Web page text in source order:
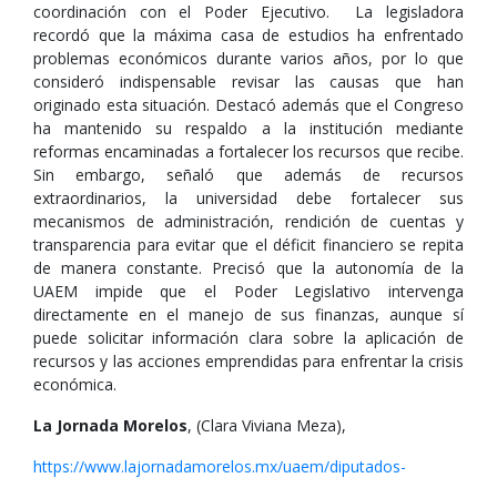
coordinación con el Poder Ejecutivo. La legisladora
recordó que la máxima casa de estudios ha enfrentado
problemas económicos durante varios años, por lo que
consideró indispensable revisar las causas que han
originado esta situación. Destacó además que el Congreso
ha mantenido su respaldo a la institución mediante
reformas encaminadas a fortalecer los recursos que recibe.
Sin embargo, señaló que además de recursos
extraordinarios, la universidad debe fortalecer sus
mecanismos de administración, rendición de cuentas y
transparencia para evitar que el déficit financiero se repita
de manera constante. Precisó que la autonomía de la
UAEM impide que el Poder Legislativo intervenga
directamente en el manejo de sus finanzas, aunque sí
puede solicitar información clara sobre la aplicación de
recursos y las acciones emprendidas para enfrentar la crisis
económica.
La Jornada Morelos, (Clara Viviana Meza),
https://www.lajornadamorelos.mx/uaem/diputados-